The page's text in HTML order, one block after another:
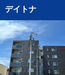
デイトナ